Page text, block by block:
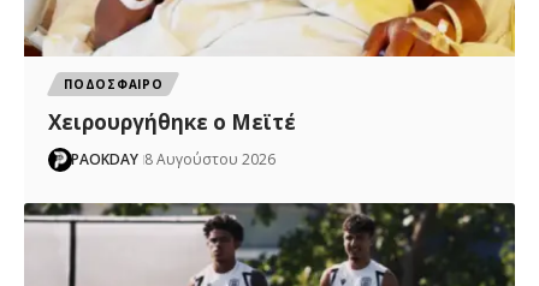
ΠΟΔΟΣΦΑΙΡΟ
Χειρουργήθηκε ο Μεϊτέ
PAOKDAY 8 Αυγούστου 2026